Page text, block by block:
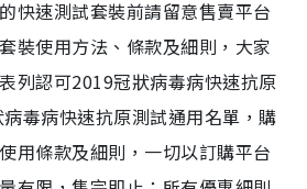
快速測試套裝前請留意售賣平台
裝使用方法、條款及細則，大家
列認可2019冠狀病毒病快速抗原
毒病快速抗原測試通用名單，購
用條款及細則，一切以訂購平台